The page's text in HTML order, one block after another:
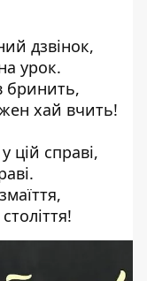
дзвінок,
урок.
бринить,
хай вчить!
цій справі,